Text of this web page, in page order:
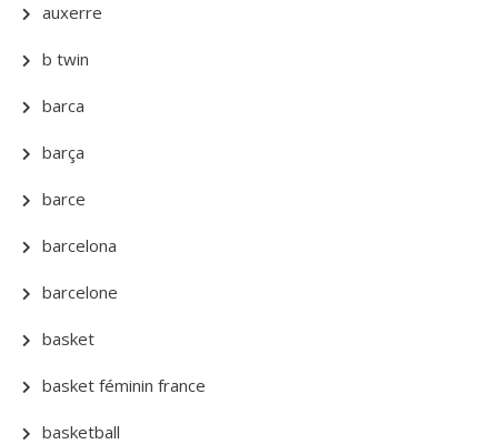
auxerre
b twin
barca
barça
barce
barcelona
barcelone
basket
basket féminin france
basketball